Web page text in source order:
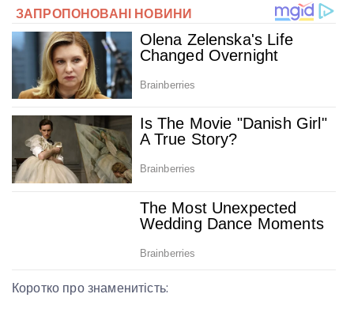
Коротко про знаменитість: